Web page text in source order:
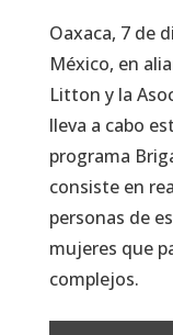
Oaxaca, 7 de
México, en
Litton y la
lleva a cabo
programa
consiste en
personas de
mujeres que
complejos.